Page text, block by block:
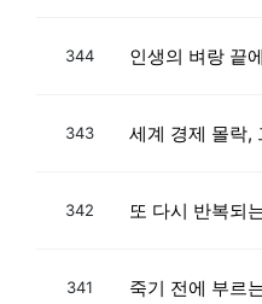
344 인생의 벼랑 끝
343 세계 경제 몰락,
342 또 다시 반복되
341 죽기 전에 부르